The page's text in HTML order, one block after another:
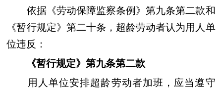
依据《劳动保障监察条例》第九条第二款和
《暂行规定》第二十条，超龄劳动者认为用人单
位违反：
《暂行规定》第九条第二款
用人单位安排超龄劳动者加班，应当遵守